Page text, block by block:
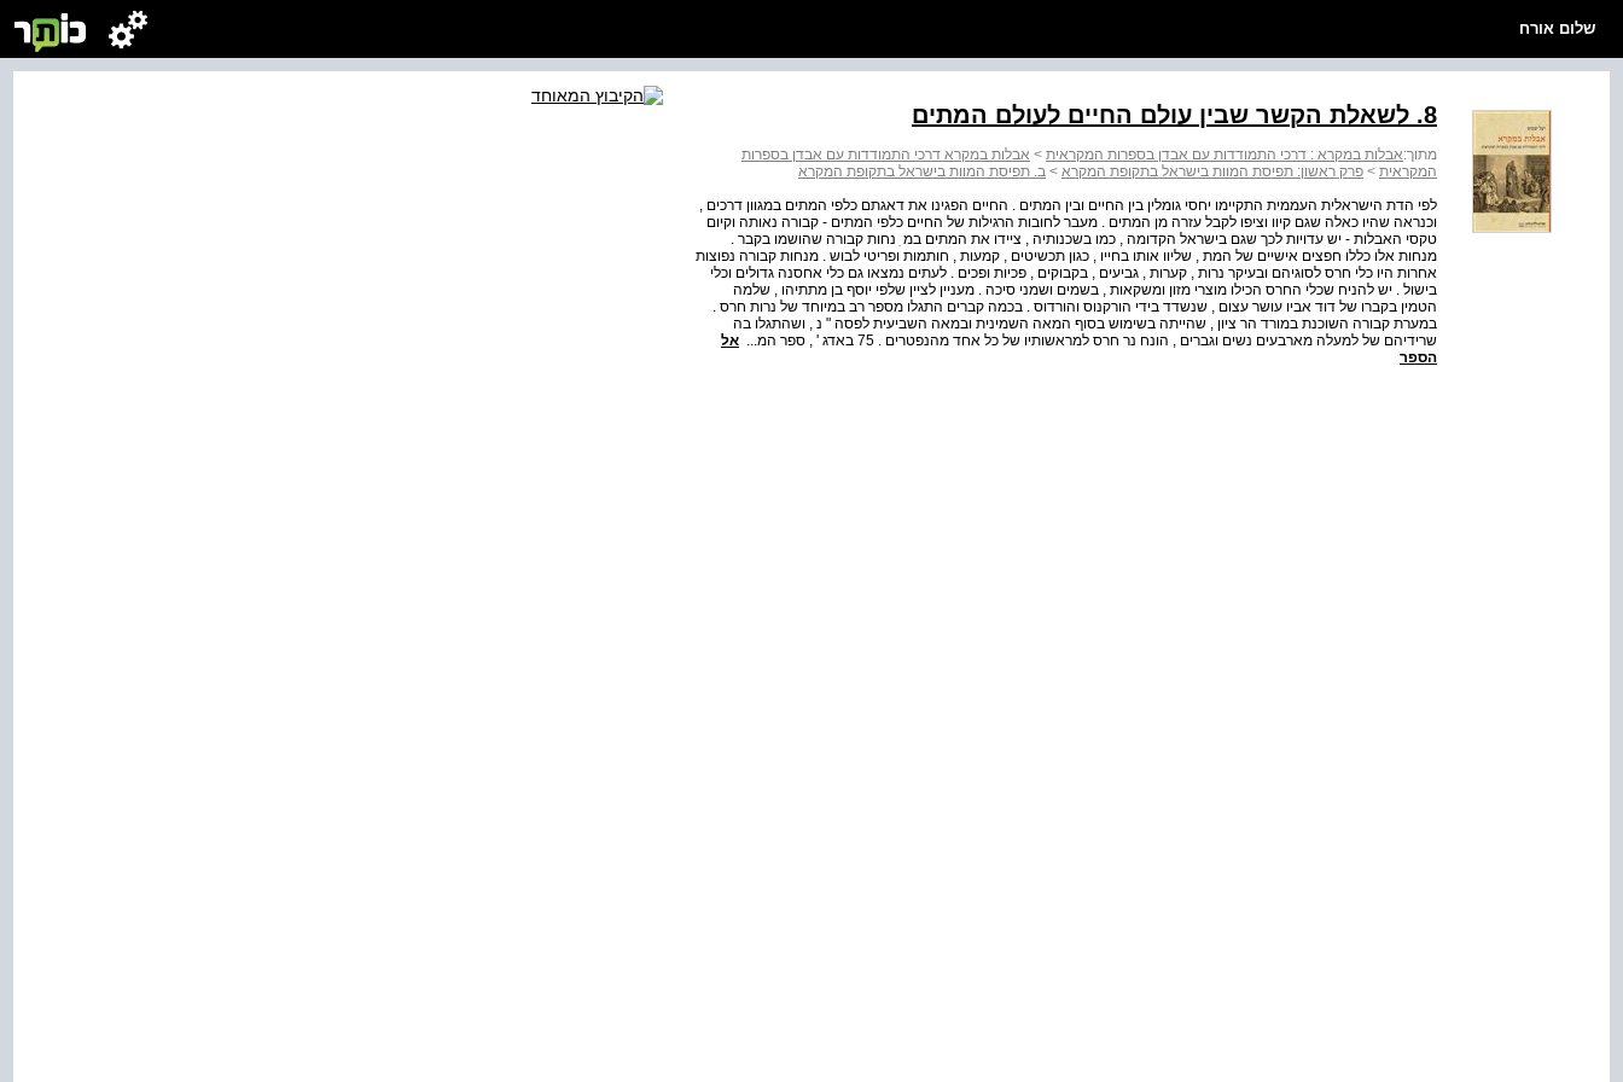
שלום אורח
8. לשאלת הקשר שבין עולם החיים לעולם המתים
מתוך:אבלות במקרא : דרכי התמודדות עם אבדן בספרות המקראית > אבלות במקרא דרכי התמודדות עם אבדן בספרות
המקראית > פרק ראשון: תפיסת המוות בישראל בתקופת המקרא > ב. תפיסת המוות בישראל בתקופת המקרא
לפי הדת הישראלית העממית התקיימו יחסי גומלין בין החיים ובין המתים . החיים הפגינו את דאגתם כלפי המתים במגוון דרכים ,
וכנראה שהיו כאלה שגם קיוו וציפו לקבל עזרה מן המתים . מעבר לחובות הרגילות של החיים כלפי המתים - קבורה נאותה וקיום
טקסי האבלות - יש עדויות לכך שגם בישראל הקדומה , כמו בשכנותיה , ציידו את המתים במ ִ נחות קבורה שהושמו בקבר .
מנחות אלו כללו חפצים אישיים של המת , שליוו אותו בחייו , כגון תכשיטים , קמעות , חותמות ופריטי לבוש . מנחות קבורה נפוצות
אחרות היו כלי חרס לסוגיהם ובעיקר נרות , קערות , גביעים , בקבוקים , פכיות ופכים . לעתים נמצאו גם כלי אחסנה גדולים וכלי
בישול . יש להניח שכלי החרס הכילו מוצרי מזון ומשקאות , בשמים ושמני סיכה . מעניין לציין שלפי יוסף בן מתתיהו , שלמה
הטמין בקברו של דוד אביו עושר עצום , שנשדד בידי הורקנוס והורדוס . בכמה קברים התגלו מספר רב במיוחד של נרות חרס .
במערת קבורה השוכנת במורד הר ציון , שהייתה בשימוש בסוף המאה השמינית ובמאה השביעית לפסה " נ , ושהתגלו בה
שרידיהם של למעלה מארבעים נשים וגברים , הונח נר חרס למראשותיו של כל אחד מהנפטרים . 75 באדג ' , ספר המ...
אל
הספר